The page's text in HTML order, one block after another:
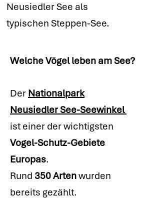
Neusiedler See als
typischen Steppen-See.
Welche Vögel leben am See?
Der Nationalpark
Neusiedler See-Seewinkel
ist einer der wichtigsten
Vogel-Schutz-Gebiete
Europas.
Rund 350 Artenwurden
bereits gezählt.